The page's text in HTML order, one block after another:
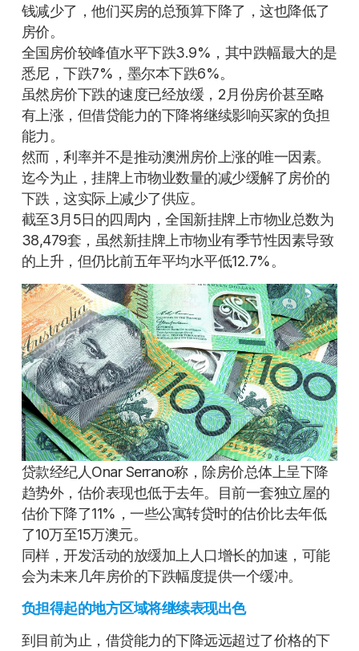
钱减少了，他们买房的总预算下降了，这也降低了
房价。
全国房价较峰值水平下跌3.9%，其中跌幅最大的是
悉尼，下跌7%，墨尔本下跌6%。
虽然房价下跌的速度已经放缓，2月份房价甚至略
有上涨，但借贷能力的下降将继续影响买家的负担
能力。
然而，利率并不是推动澳洲房价上涨的唯一因素。
迄今为止，挂牌上市物业数量的减少缓解了房价的
下跌，这实际上减少了供应。
截至3月5日的四周内，全国新挂牌上市物业总数为
38,479套，虽然新挂牌上市物业有季节性因素导致
的上升，但仍比前五年平均水平低12.7%。
贷款经纪人Onar Serrano称，除房价总体上呈下降
趋势外，估价表现也低于去年。目前一套独立屋的
估价下降了11%，一些公寓转贷时的估价比去年低
了10万至15万澳元。
同样，开发活动的放缓加上人口增长的加速，可能
会为未来几年房价的下跌幅度提供一个缓冲。
负担得起的地方区域将继续表现出色
到目前为止，借贷能力的下降远远超过了价格的下